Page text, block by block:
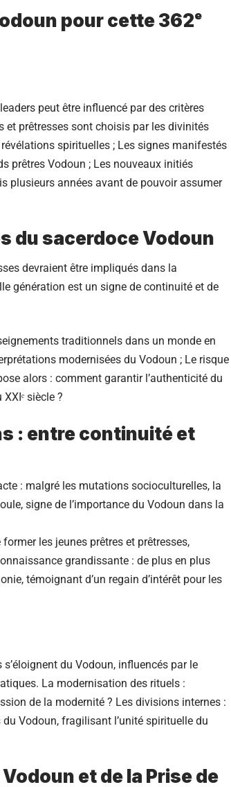
pour cette 362ᵉ
peut être influencé par des critères
et prêtresses sont choisis par les divinités
spirituelles ; Les signes manifestés
prêtres Vodoun ; Les nouveaux initiés
plusieurs années avant de pouvoir assumer
du sacerdoce Vodoun
devraient être impliqués dans la
génération est un signe de continuité et de
traditionnels dans un monde en
modernisées du Vodoun ; Le risque
alors : comment garantir l’authenticité du
siècle ?
: entre continuité et
: malgré les mutations socioculturelles, la
signe de l’importance du Vodoun dans la
les jeunes prêtres et prêtresses,
grandissante : de plus en plus
témoignant d’un regain d’intérêt pour les
du Vodoun, influencés par le
La modernisation des rituels :
de la modernité ? Les divisions internes :
Vodoun, fragilisant l’unité spirituelle du
et de la Prise de